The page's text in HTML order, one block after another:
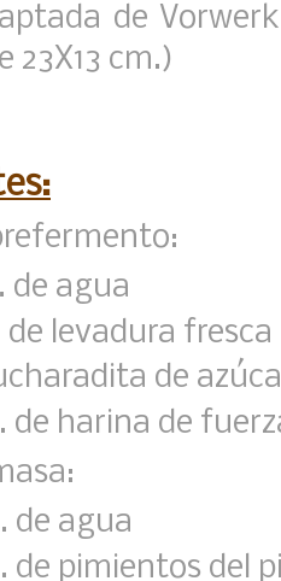
de
23X13 cm.)
de agua
de levadura fresca
de
de harina de
de agua
de pimientos del